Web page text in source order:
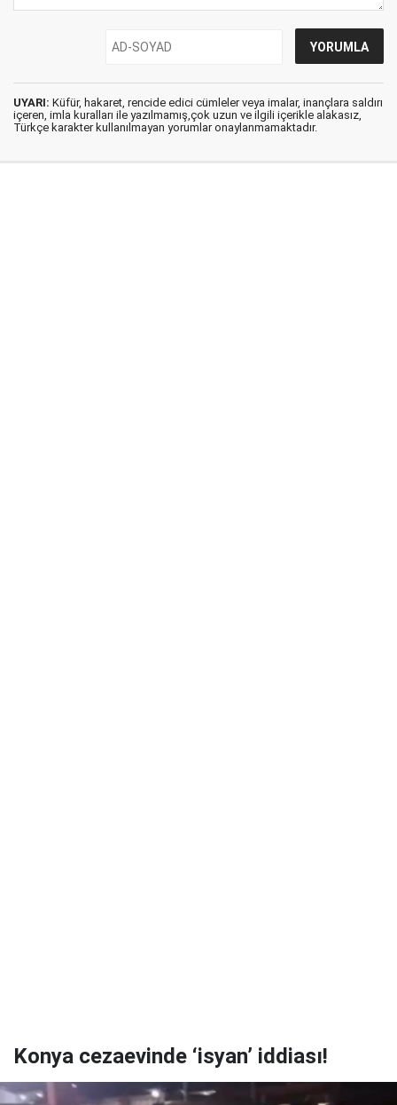
UYARI: Küfür, hakaret, rencide edici cümleler veya imalar, inançlara saldırı
içeren, imla kuralları ile yazılmamış,çok uzun ve ilgili içerikle alakasız,
Türkçe karakter kullanılmayan yorumlar onaylanmamaktadır.
Konya cezaevinde ‘isyan’ iddiası!